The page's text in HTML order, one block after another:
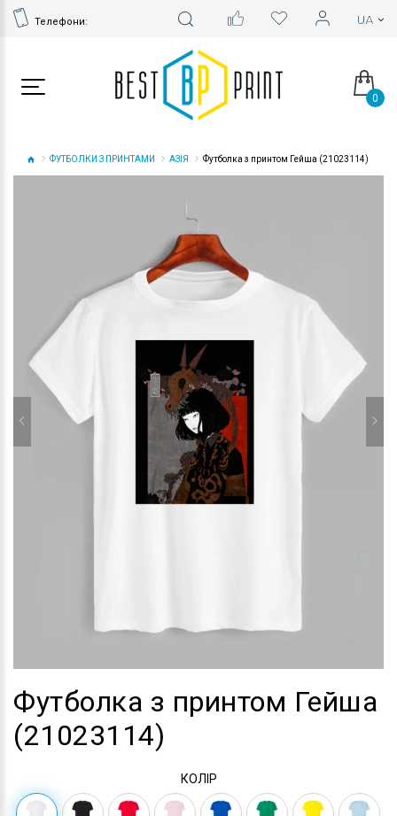
Телефони:
0
ФУТБОЛКИ З ПРИНТАМИ АЗІЯ Футболка з принтом Гейша (21023114)
Футболка з принтом Гейша
(21023114)
КОЛІР